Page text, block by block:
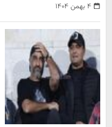
۴ بهمن ۱۴۰۴